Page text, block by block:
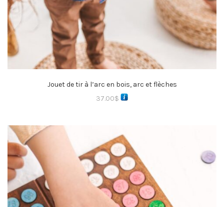
Jouet de tir à l’arc en bois, arc et flèches
37.00$